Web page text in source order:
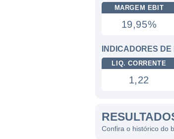
MARGEM EBIT
19,95%
INDICADORES
LIQ. CORRENTE
1,22
Confira o histórico do